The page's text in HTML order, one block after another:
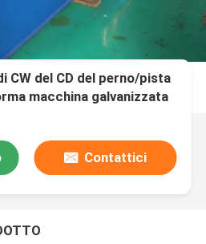
CW del CD del perno/pista
macchina galvanizzata
Contattici